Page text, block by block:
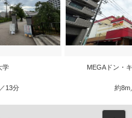
学
13分
MEGAドン・
約8m